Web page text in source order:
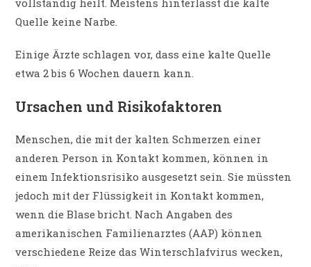
vollständig heilt. Meistens hinterlässt die kalte
Quelle keine Narbe.
Einige Ärzte schlagen vor, dass eine kalte Quelle
etwa 2 bis 6 Wochen dauern kann.
Ursachen und Risikofaktoren
Menschen, die mit der kalten Schmerzen einer
anderen Person in Kontakt kommen, können in
einem Infektionsrisiko ausgesetzt sein. Sie müssten
jedoch mit der Flüssigkeit in Kontakt kommen,
wenn die Blase bricht. Nach Angaben des
amerikanischen Familienarztes (AAP) können
verschiedene Reize das Winterschlafvirus wecken,